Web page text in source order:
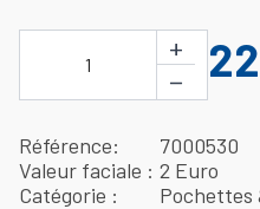
1
+
−
Référence
7000530
Valeur faciale
2 Euro
Catégorie
Pochettes